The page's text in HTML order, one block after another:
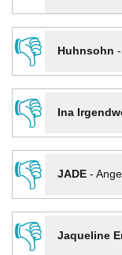
👎
Huhnsohn -
👎
Ina
👎
JADE-
👎
Jaqueline